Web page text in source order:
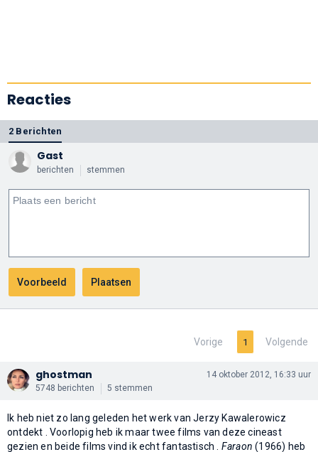
Reacties
2 Berichten
Gast
berichten stemmen
Vorige 1 Volgende
ghostman
5748 berichten 5 stemmen
14 oktober 2012, 16:33 uur
Ik heb niet zo lang geleden het werk van Jerzy Kawalerowicz
ontdekt . Voorlopig heb ik maar twee films van deze cineast
gezien en beide films vind ik echt fantastisch . Faraon (1966) heb